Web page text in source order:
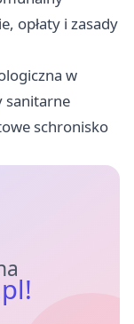
opłaty i zasady
w
sanitarne
schronisko